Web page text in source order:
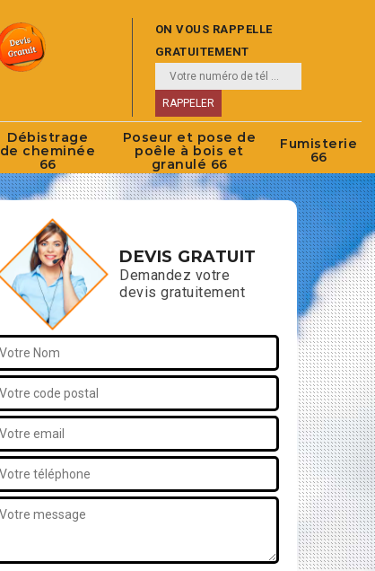
ON VOUS RAPPELLE
GRATUITEMENT
Débistrage
de cheminée
66
Poseur et pose de
poêle à bois et
granulé 66
Fumisterie
66
DEVIS GRATUIT
Demandez votre
devis gratuitement